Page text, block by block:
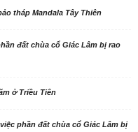
tháp Mandala Tây Thiên
đất chùa cổ Giác Lâm bị rao
ở Triều Tiên
phần đất chùa cổ Giác Lâm bị